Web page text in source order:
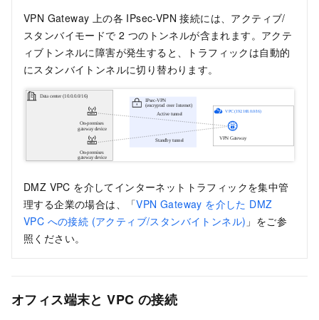
VPN Gateway 上の各 IPsec-VPN 接続には、アクティブ/
スタンバイモードで 2 つのトンネルが含まれます。アクテ
ィブトンネルに障害が発生すると、トラフィックは自動的
にスタンバイトンネルに切り替わります。
DMZ VPC を介してインターネットトラフィックを集中管
理する企業の場合は、「VPN Gateway を介した DMZ
VPC への接続 (アクティブ/スタンバイトンネル) 」をご参
照ください。
オフィス端末と VPC の接続